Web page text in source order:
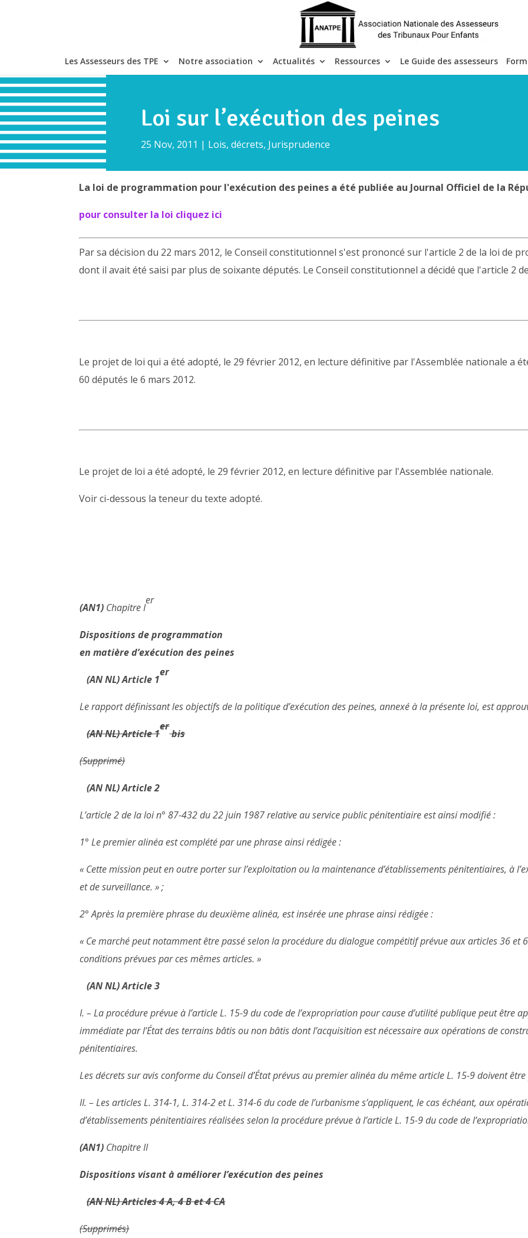
Les Assesseurs des TPE Notre association Actualités Ressources Le Guide des assesseurs
Loi sur l’exécution des peines
25 Nov, 2011 | Lois, décrets, Jurisprudence
La loi de programmation pour l'exécution des peines a été publiée au Journal Officiel de la
pour consulter la loi cliquez ici
Par sa décision du 22 mars 2012, le Conseil constitutionnel s'est prononcé sur l'article 2 de la loi de
dont il avait été saisi par plus de soixante députés. Le Conseil constitutionnel a décidé que l'article 2
Le projet de loi qui a été adopté, le 29 février 2012, en lecture définitive par l'Assemblée nationale a
60 députés le 6 mars 2012.
Le projet de loi a été adopté, le 29 février 2012, en lecture définitive par l'Assemblée nationale.
Voir ci-dessous la teneur du texte adopté.
(AN1) Chapitre I
er
Dispositions de programmation
en matière d’exécution des peines
(AN NL) Article 1
er
Le rapport définissant les objectifs de la politique d’exécution des peines, annexé à la présente loi, est
(AN NL) Article 1
er
bis
(Supprimé)
(AN NL) Article 2
L’article 2 de la loi n° 87-432 du 22 juin 1987 relative au service public pénitentiaire est ainsi modifié :
1° Le premier alinéa est complété par une phrase ainsi rédigée :
« Cette mission peut en outre porter sur l’exploitation ou la maintenance d’établissements pénitentiaires, à
et de surveillance. » ;
2° Après la première phrase du deuxième alinéa, est insérée une phrase ainsi rédigée :
« Ce marché peut notamment être passé selon la procédure du dialogue compétitif prévue aux articles 36 et
conditions prévues par ces mêmes articles. »
(AN NL) Article 3
I. – La procédure prévue à l’article L. 15-9 du code de l’expropriation pour cause d’utilité publique peut être
immédiate par l’État des terrains bâtis ou non bâtis dont l’acquisition est nécessaire aux opérations de
pénitentiaires.
Les décrets sur avis conforme du Conseil d’État prévus au premier alinéa du même article L. 15-9 doivent
II. – Les articles L. 314-1, L. 314-2 et L. 314-6 du code de l’urbanisme s’appliquent, le cas échéant, aux
d’établissements pénitentiaires réalisées selon la procédure prévue à l’article L. 15-9 du code de
(AN1) Chapitre II
Dispositions visant à améliorer l’exécution des peines
(AN NL) Articles 4 A, 4 B et 4 CA
(Supprimés)